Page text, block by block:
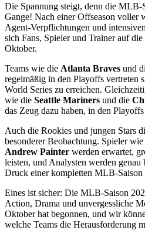
Die Spannung steigt, denn die
Gange! Nach einer Offseason voller
Agent-Verpflichtungen und
sich Fans, Spieler und Trainer auf
Oktober.
Teams wie die Atlanta Braves und
regelmäßig in den Playoffs vertreten
World Series zu erreichen.
wie die Seattle Mariners und die
das Zeug dazu haben, in den
Auch die Rookies und jungen Stars
besonderer Beobachtung. Spieler wie
Andrew Painter werden erwartet,
leisten, und Analysten werden genau
Druck einer kompletten MLB-Saison
Eines ist sicher: Die MLB-Saison
Action, Drama und unvergessliche
Oktober hat begonnen, und wir
welche Teams die Herausforderung